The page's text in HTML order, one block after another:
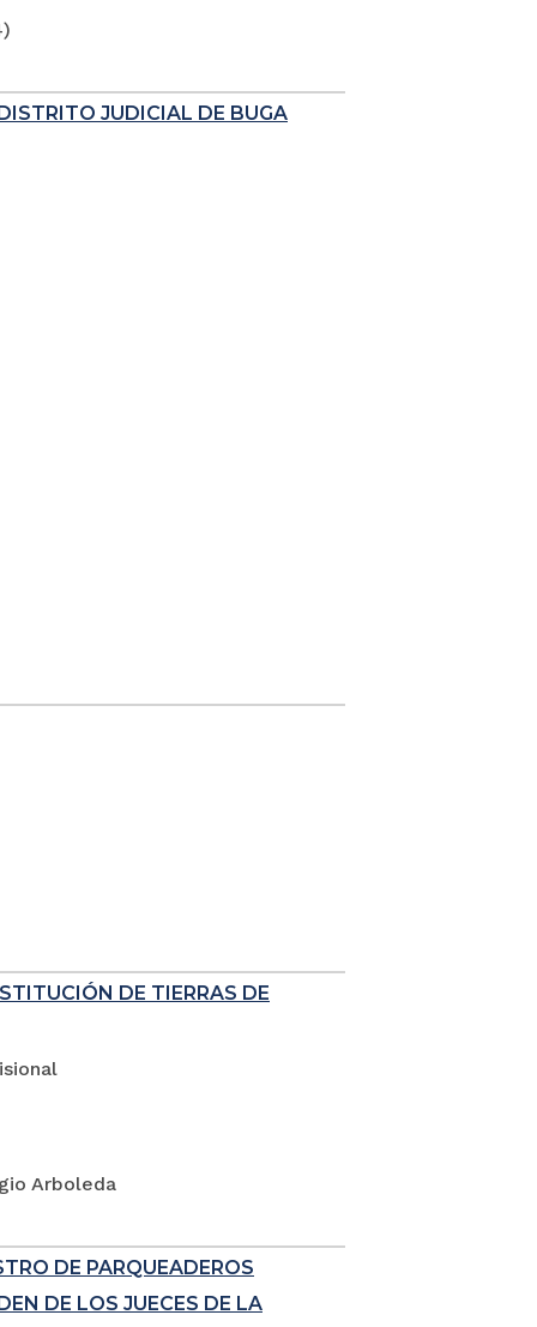
JUDICIAL DE BUGA
DE TIERRAS DE
Arboleda
DE PARQUEADEROS
DE LOS JUECES DE LA